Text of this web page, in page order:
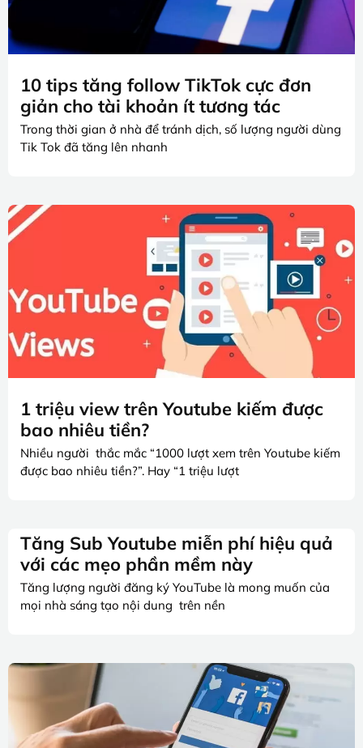
10 tips tăng follow TikTok cực đơn
giản cho tài khoản ít tương tác
Trong thời gian ở nhà để tránh dịch, số lượng người dùng
Tik Tok đã tăng lên nhanh
1 triệu view trên Youtube kiếm được
bao nhiêu tiền?
Nhiều người thắc mắc “1000 lượt xem trên Youtube kiếm
được bao nhiêu tiền?”. Hay “1 triệu lượt
Tăng Sub Youtube miễn phí hiệu quả
với các mẹo phần mềm này
Tăng lượng người đăng ký YouTube là mong muốn của
mọi nhà sáng tạo nội dung trên nền